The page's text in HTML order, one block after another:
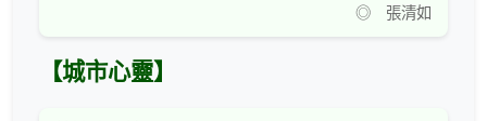
◎ 張清如
【城市心靈】